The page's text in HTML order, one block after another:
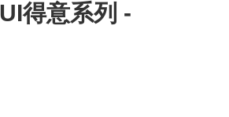
得意系列 -